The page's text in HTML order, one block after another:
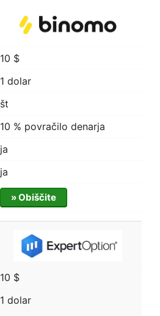
10 $
1 dolar
št
10 % povračilo denarja
ja
ja
» Obiščite
10 $
1 dolar